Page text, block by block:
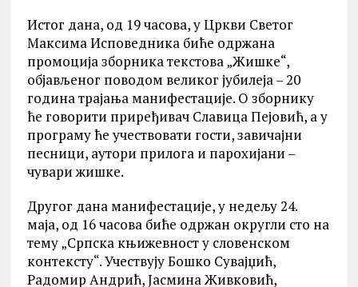
Истог дана, од 19 часова, у Цркви Светог
Максима Исповедника биће одржана
промоција зборника текстова „Жишке“,
објављеног поводом великог јубилеја – 20
година трајања манифестације. О зборнику
ће говорити приређивач Славица Пејовић, а у
програму ће учествовати гости, завичајни
песници, аутори прилога и парохијани –
чувари жишке.
Другог дана манифестације, у недељу 24.
маја, од 16 часова биће одржан округли сто на
тему „Српска књижевност у словенском
контексту“. Учествују Бошко Сувајџић,
Радомир Андрић, Јасмина Живковић,